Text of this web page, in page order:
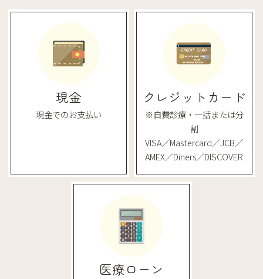
現金
現金でのお支払い
クレジットカード
※自費診療・一括または分
割
VISA／Mastercard／JCB／
AMEX／Diners／DISCOVER
医療ローン